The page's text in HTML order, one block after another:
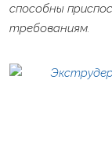
способны
требованиям.